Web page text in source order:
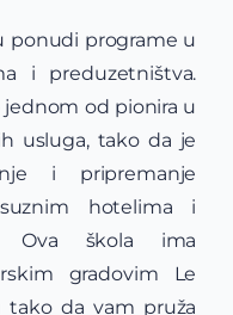
ponudi programe u
i preduzetništva.
jednom od pionira u
usluga, tako da je
i pripremanje
hotelima i
Ova škola ima
gradovim Le
tako da vam pruža